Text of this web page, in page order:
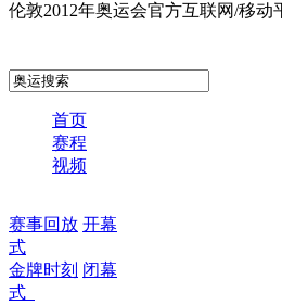
伦敦2012年奥运会官方互联网/移动
首页
赛程
视频
赛事回放 开幕
式
金牌时刻 闭幕
式